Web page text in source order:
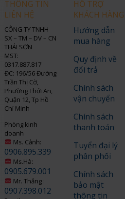
THÔNG TIN
LIÊN HỆ
CÔNG TY TNHH
SX – TM – DV – CN
THÁI SƠN
MST:
0317.887.817
ĐC: 196/56 Đường
Trần Thị Cờ,
Phường Thới An,
Quận 12, Tp Hồ
Chí Minh
Phòng kinh
doanh
Ms. Cảnh:
0906.895.339
Ms.Hà:
0905.679.001
Mr. Thắng :
0907.398.012
HỖ TRỢ
KHÁCH HÀNG
Hướng dẫn
mua hàng
Quy định về
đổi trả
Chính sách
vận chuyển
Chính sách
thanh toán
Tuyển đại lý
phân phối
Chính sách
bảo mật
thông tin